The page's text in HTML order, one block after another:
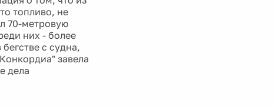
топливо, не
70-метровую
них - более
с судна,
завела
дела